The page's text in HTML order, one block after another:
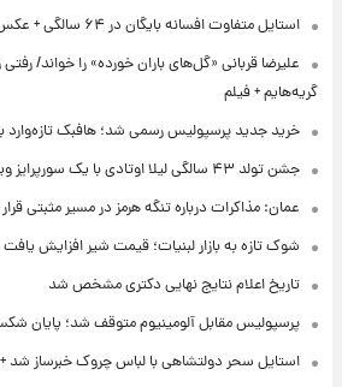
استایل متفاوت افسانه بایگان در ۶۴ سالگی + عکس
علیرضا قربانی «گل‌های باران خورده» را خواند/
گریه‌هایم + فیلم
خرید جدید پرسپولیس رسمی شد؛ هافبک
جشن تولد ۴۳ سالگی لیلا اوتادی با یک سورپرایز ویژه + فیلم
عمان: مذاکرات درباره تنگه هرمز در مسیر مثبتی قرار
شوک تازه به بازار لبنیات؛ قیمت شیر افزایش یافت
تاریخ اعلام نتایج نهایی دکتری مشخص شد
پرسپولیس مقابل آلومینیوم متوقف شد؛ پایان
استایل سحر دولتشاهی با لباس چروک خبرساز